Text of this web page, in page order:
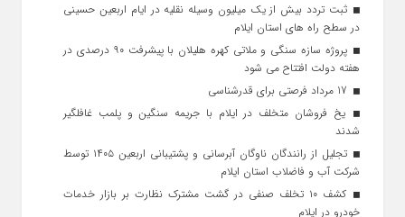
ثبت تردد بیش از یک میلیون وسیله نقلیه در ایام اربعین حسینی
در سطح راه‌ های استان ایلام
پروژه سازه سنگی و ملاتی کهره هلیلان با پیشرفت ۹۰ درصدی در
هفته دولت افتتاح می شود
یخ‌ فروشان متخلف در ایلام با جریمه سنگین و پلمب غافلگیر
شدند
تجلیل از رانندگان ناوگان آبرسانی و پشتیبانی اربعین ۱۴۰۵ توسط
شرکت آب و فاضلاب استان ایلام
کشف ۱۰ تخلف صنفی در گشت مشترک نظارت بر بازار خدمات
خودرو در ایلام